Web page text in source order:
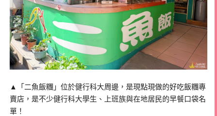
▲「二魚飯糰」位於健行科大周邊，是現點現做的好吃飯糰專
賣店，是不少健行科大學生、上班族與在地居民的早餐口袋名
單！